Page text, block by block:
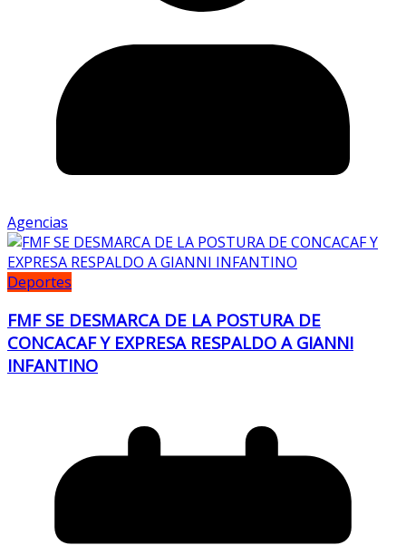
Agencias
Deportes
FMF SE DESMARCA DE LA POSTURA DE
CONCACAF Y EXPRESA RESPALDO A GIANNI
INFANTINO